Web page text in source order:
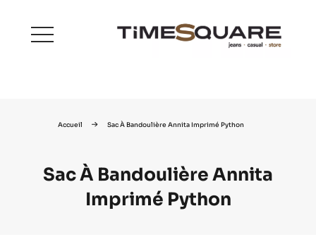
menu
Accueil Sac À Bandoulière Annita Imprimé Python
Sac À Bandoulière Annita
Imprimé Python